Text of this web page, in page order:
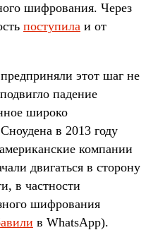
шифрования. Через
поступила и от
этот шаг не
падение
широко
в 2013 году
компании
двигаться в сторону
в частности
шифрования
в WhatsApp).